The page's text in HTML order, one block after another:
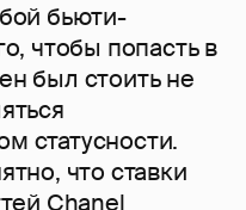
бьюти-
чтобы попасть в
был стоить не
статусности.
что ставки
Chanel